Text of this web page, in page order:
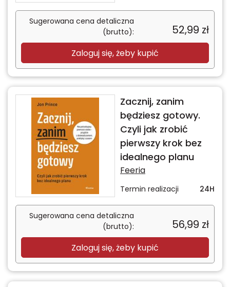
Sugerowana cena detaliczna
(brutto):
52,99 zł
Zaloguj się, żeby kupić
Zacznij, zanim
będziesz gotowy.
Czyli jak zrobić
pierwszy krok bez
idealnego planu
Feeria
Termin realizacji 24H
Sugerowana cena detaliczna
(brutto):
56,99 zł
Zaloguj się, żeby kupić